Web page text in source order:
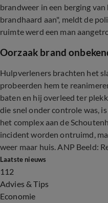
brandweer in een berging
brandhaard aan", meldt de
ruimte werd een man
Oorzaak brand
Hulpverleners brachten het
probeerden hem te
baten en hij overleed ter
die snel onder controle was,
het complex aan de
incident worden ontruimd,
weer maar huis. ANP Beeld:
Laatste nieuws
112
Advies & Tips
Economie